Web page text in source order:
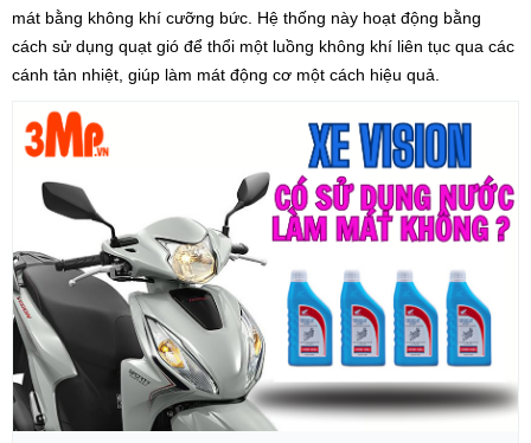
mát bằng không khí cưỡng bức. Hệ thống này hoạt động bằng
cách sử dụng quạt gió để thổi một luồng không khí liên tục qua các
cánh tản nhiệt, giúp làm mát động cơ một cách hiệu quả.